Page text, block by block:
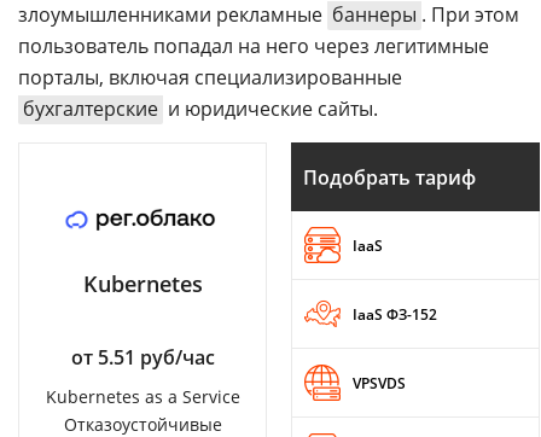
злоумышленниками рекламные баннеры . При этом
пользователь попадал на него через легитимные
порталы, включая специализированные
бухгалтерские и юридические сайты.
Kubernetes
от 5.51 руб/час
Kubernetes as a Service
Отказоустойчивые
Подобрать тариф
IaaS
IaaS ФЗ-152
VPSVDS